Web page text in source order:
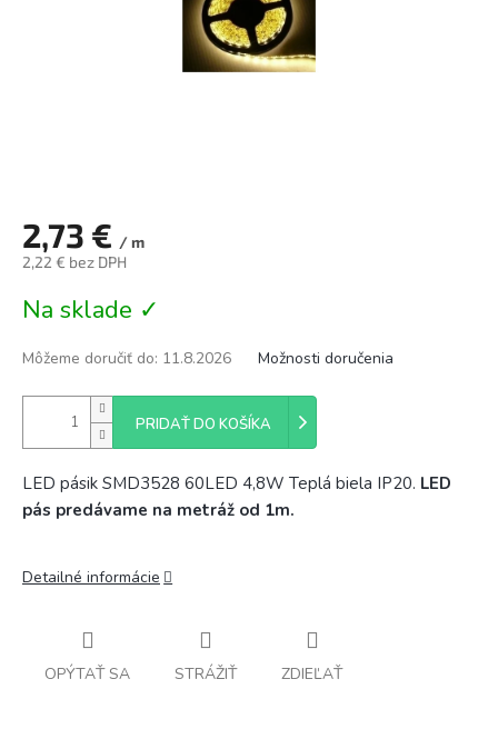
2,73 € / m
2,22 € bez DPH
cena:
Na sklade ✓
Môžeme doručiť do: 11.8.2026 Možnosti doručenia
PRIDAŤ DO KOŠÍKA
LED pásik SMD3528 60LED 4,8W Teplá biela IP20. LED
pás predávame na metráž od 1m.
Detailné informácie
OPÝTAŤ SA STRÁŽIŤ ZDIEĽAŤ